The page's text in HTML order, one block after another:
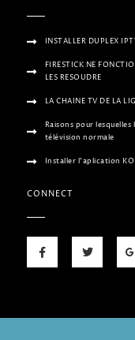
INSTALLER DUPLEX
FIRESTICK NE
LES RESOUDRE
LA CHAINE TV DE LA
Raisons pour
télévision normale
Installer l’aplication
CONNECT